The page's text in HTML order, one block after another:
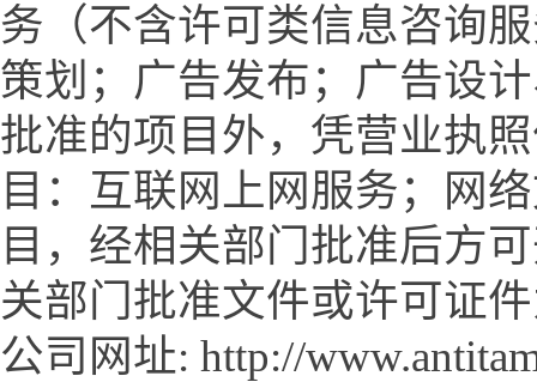
务（不含许可类信息咨询
策划；广告发布；广告设
批准的项目外，凭营业执
目：互联网上网服务；网
目，经相关部门批准后方
关部门批准文件或许可证
公司网址: http://